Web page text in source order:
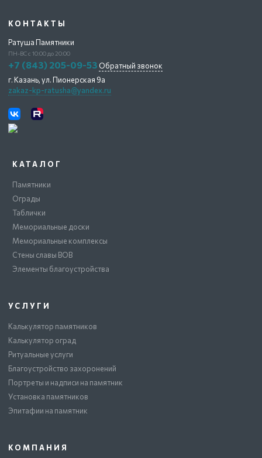
КАТАЛОГ
Памятники
Ограды
Таблички
Мемориальные доски
Мемориальные комплексы
Стены славы ВОВ
Элементы благоустройства
УСЛУГИ
Калькулятор памятников
Калькулятор оград
Ритуальные услуги
Благоустройство захоронений
Портреты и надписи на памятник
Установка памятников
Эпитафии на памятник
КОМПАНИЯ
КОНТАКТЫ
Ратуша Памятники
ПН-ВС с 10:00 до 20:00
+7 (843) 205-09-53 Обратный звонок
г. Казань,ул. Пионерская 9а
zakaz-kp-ratusha@yandex.ru